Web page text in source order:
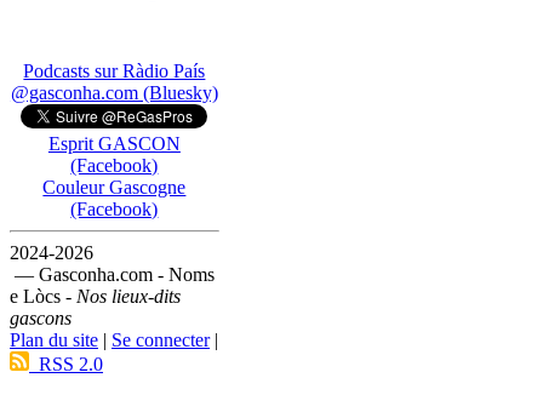
Podcasts sur Ràdio País
@gasconha.com (Bluesky)
Esprit GASCON
(Facebook)
Couleur Gascogne
(Facebook)
2024-2026
— Gasconha.com - Noms
e Lòcs - Nos lieux-dits
gascons
Plan du site | Se connecter|
RSS 2.0